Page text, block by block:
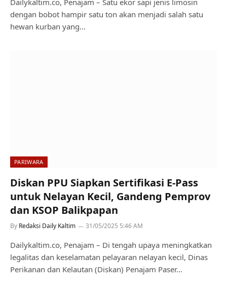
Dailykaltim.co, Penajam – Satu ekor sapi jenis limosin
dengan bobot hampir satu ton akan menjadi salah satu
hewan kurban yang…
PARIWARA
Diskan PPU Siapkan Sertifikasi E-Pass
untuk Nelayan Kecil, Gandeng Pemprov
dan KSOP Balikpapan
By Redaksi Daily Kaltim 31/05/2025 5:46 AM
Dailykaltim.co, Penajam – Di tengah upaya meningkatkan
legalitas dan keselamatan pelayaran nelayan kecil, Dinas
Perikanan dan Kelautan (Diskan) Penajam Paser…